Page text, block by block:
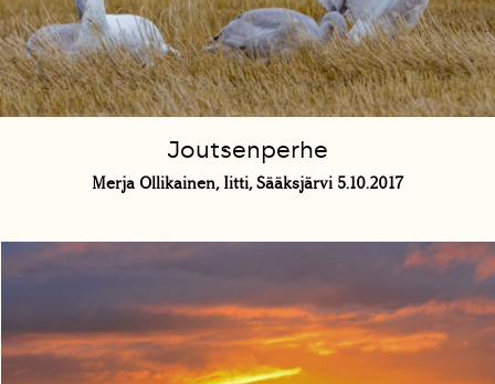
Joutsenperhe
Merja Ollikainen, Iitti, Sääksjärvi 5.10.2017